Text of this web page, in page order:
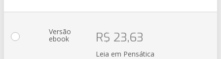
Versão
ebook R$ 23,63
Leia em Pensática